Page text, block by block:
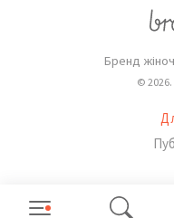
Бренд
© 2026.